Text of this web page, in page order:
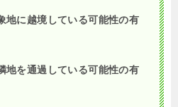
地に越境している可能性の有
地を通過している可能性の有